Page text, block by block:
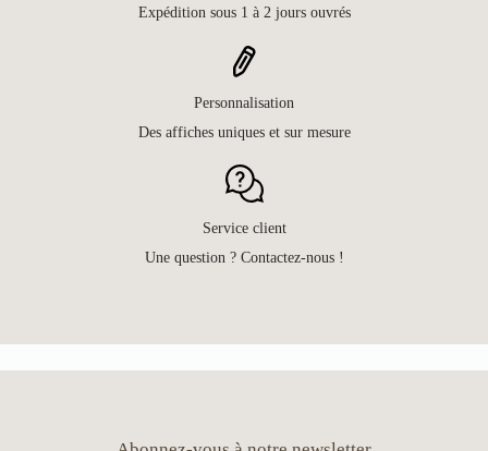
Expédition sous 1 à 2 jours ouvrés
Personnalisation
Des affiches uniques et sur mesure
Service client
Une question ? Contactez-nous !